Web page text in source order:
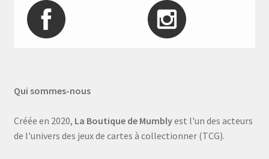
Qui sommes-nous
Créée en 2020, La Boutique de Mumblyest l'un des acteurs
de l'univers des jeux de cartes à collectionner (TCG).